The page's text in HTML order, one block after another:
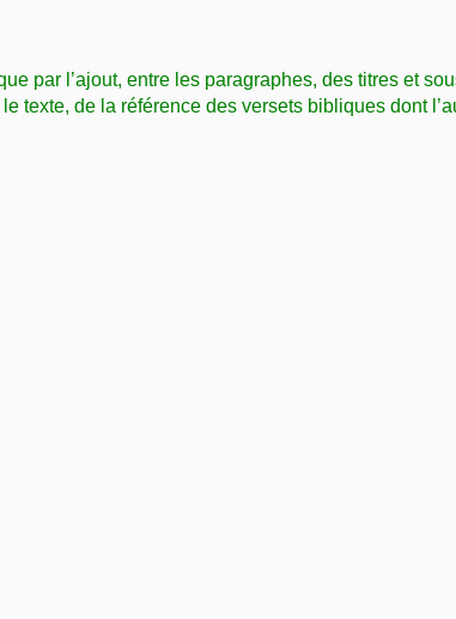
Classés L'Église, l'AssembléePour débuter
par l’ajout, entre les paragraphes, des titres et
le texte, de la référence des versets bibliques dont